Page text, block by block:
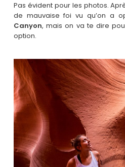
Pas évident pour les photos.
de mauvaise foi vu qu’on a
Canyon, mais on va te dire
option.